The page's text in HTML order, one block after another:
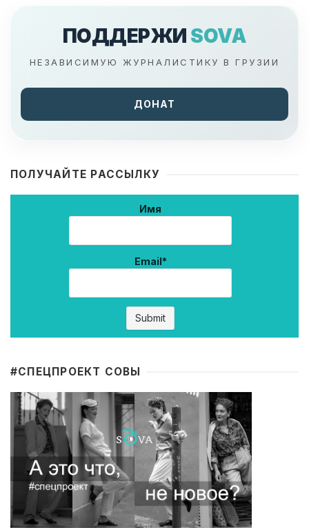
ПОДДЕРЖИ SOVA
НЕЗАВИСИМУЮ ЖУРНАЛИСТИКУ В ГРУЗИИ
ДОНАТ
ПОЛУЧАЙТЕ РАССЫЛКУ
Имя
Email*
#CПЕЦПРОЕКТ СОВЫ